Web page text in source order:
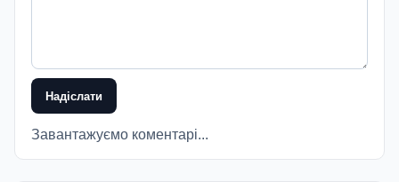
Надіслати
Завантажуємо коментарі...